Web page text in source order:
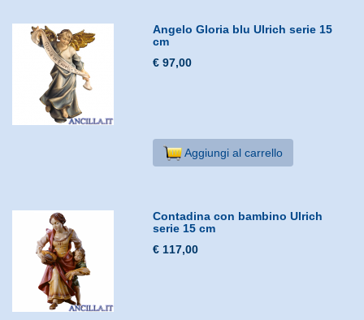
Angelo Gloria blu Ulrich serie 15
cm
€ 97,00
Aggiungi al carrello
Contadina con bambino Ulrich
serie 15 cm
€ 117,00